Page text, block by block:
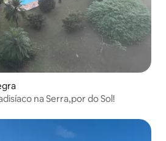
na Serra,por do Sol!